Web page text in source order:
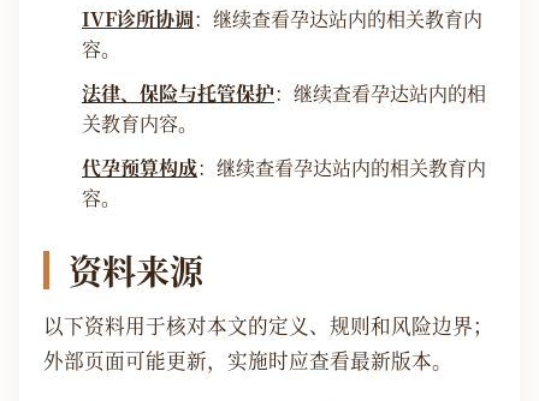
IVF诊所协调：继续查看孕达站内的相关教育内
容。
法律、保险与托管保护：继续查看孕达站内的相
关教育内容。
代孕预算构成：继续查看孕达站内的相关教育内
容。
资料来源
以下资料用于核对本文的定义、规则和风险边界；
外部页面可能更新，实施时应查看最新版本。